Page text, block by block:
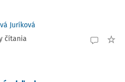
Juríková
čítania